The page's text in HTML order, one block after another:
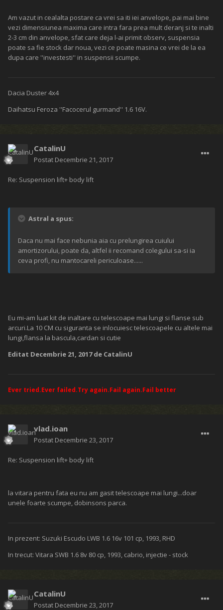
Am vazut in cealalta postare ca vrei sa iti iei anvelope, pai mai bine
vezi dimensiunea maxima care intra fara prea mult deranj si te inalti
2-3 cm din anvelope, sfat care deja l-ai primit observ, suspensia
poate sa fie stock dar noua, vezi ce poate masina ce vrei de la ea
dupa care ''investesti'' in suspensii scumpe.
Dacia Duster 4x4
Daihatsu Feroza ''Facocerul gurmand'' 1.6 16V.
CatalinU
Postat Decembrie 21, 2017
Re: Suspension lift+ body lift
Astral a spus:
Daca nu mai face nebunia aia cu prelungirea cuiului
amortizorului, poate da, altfel ii recomand colegului sa-si ia
ceva profi, nu mantocareli periculoase......
Eu mi-am luat kit de inaltare cu telescoape mai lungi si flanse sub
arcuri.La 10 CM cu siguranta se inlocuiesc telescoapele cu altele mai
lungi,flansa la bascula,cardan si cutie
Editat Decembrie 21, 2017de CatalinU
Ever tried.Ever failed.Try again.Fail again.Fail better
vlad.ioan
Postat Decembrie 23, 2017
Re: Suspension lift+ body lift
la vitara pentru fata eu nu am gasit telescoape mai lungi...doar
unele foarte scumpe, dobinsons parca.
In prezent: Suzuki Escudo LWB 1.6 16v 101 cp, 1993, RHD
In trecut: Vitara SWB 1.6 8v 80 cp, 1993, cabrio, injectie - stock
CatalinU
Postat Decembrie 23, 2017